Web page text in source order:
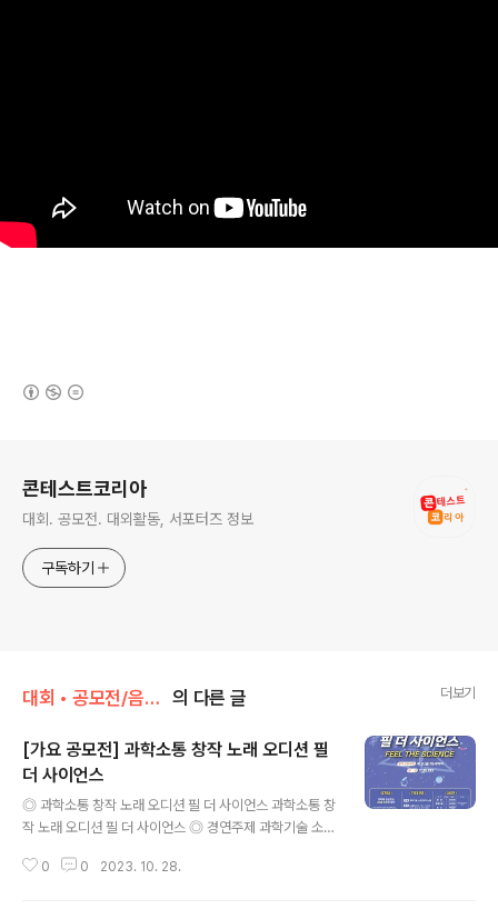
콘테스트코리아
대회. 공모전. 대외활동, 서포터즈 정보
구독하기
대회 • 공모전/음악 • 가요 • 댄스 의 다른 글 더보기
[가요 공모전] 과학소통 창작 노래 오디션 필
더 사이언스
◎ 과학소통 창작 노래 오디션 필 더 사이언스 과학소통 창
작 노래 오디션 필 더 사이언스 ◎ 경연주제 과학기술 소재
인(개인, 팀 가능) ※ 성인 기준은 2005년 1월 1일 이전 출
0 0 2023. 10. 28.